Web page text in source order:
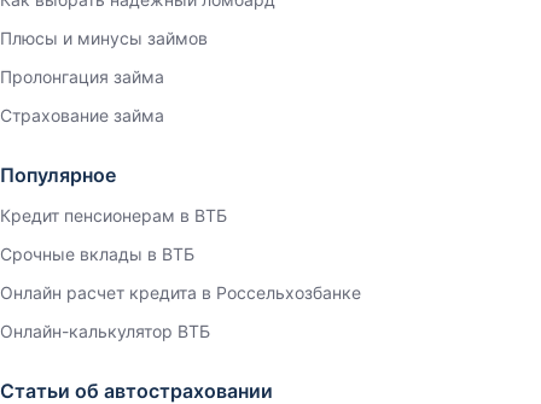
Плюсы и минусы займов
Пролонгация займа
Страхование займа
Популярное
Кредит пенсионерам в ВТБ
Срочные вклады в ВТБ
Онлайн расчет кредита в Россельхозбанке
Онлайн-калькулятор ВТБ
Статьи об автостраховании